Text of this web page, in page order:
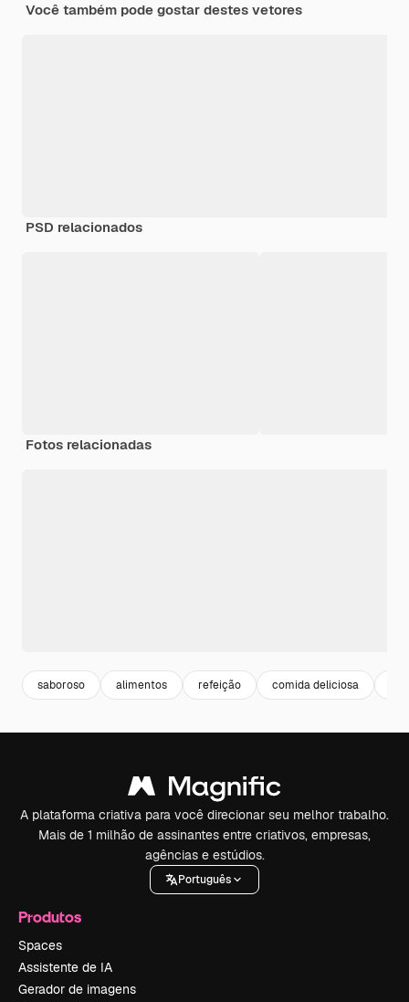
Você também pode gostar destes vetores
PSD relacionados
Fotos relacionadas
saboroso alimentos refeição comida deliciosa
A plataforma criativa para você direcionar seu melhor trabalho.
Mais de 1 milhão de assinantes entre criativos, empresas,
agências e estúdios.
Português
Produtos
Spaces
Assistente de IA
Gerador de imagens